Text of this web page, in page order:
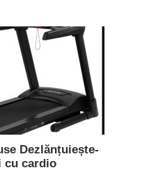
Dezlănțuiește-
cu cardio